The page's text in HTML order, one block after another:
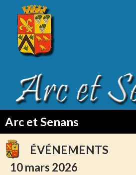
Arc et Senans
TO
CONTENTÉVÉNEMENTS
10 mars 2026